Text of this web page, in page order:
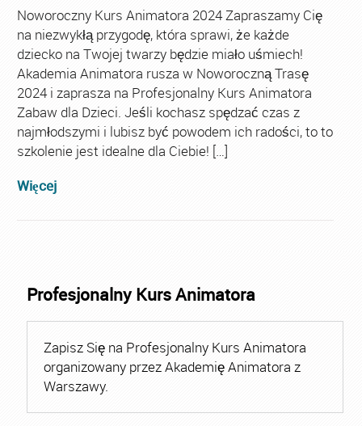
Noworoczny Kurs Animatora 2024 Zapraszamy Cię
na niezwykłą przygodę, która sprawi, że każde
dziecko na Twojej twarzy będzie miało uśmiech!
Akademia Animatora rusza w Noworoczną Trasę
2024 i zaprasza na Profesjonalny Kurs Animatora
Zabaw dla Dzieci. Jeśli kochasz spędzać czas z
najmłodszymi i lubisz być powodem ich radości, to to
szkolenie jest idealne dla Ciebie! […]
Więcej
Profesjonalny Kurs Animatora
Zapisz Się na Profesjonalny Kurs Animatora
organizowany przez Akademię Animatora z
Warszawy.